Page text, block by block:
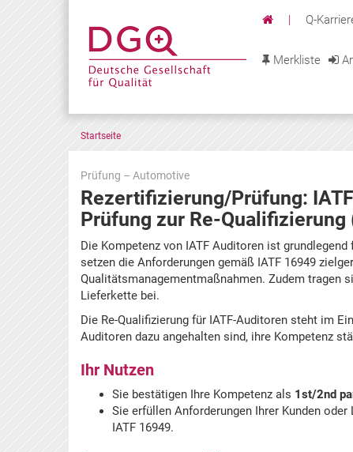
| Q-
Merkliste
Startseite
Prüfung – Automotive
Rezertifizierung/Prüfung:
Prüfung zur Re-Qualifizierung
Zu
den
Terminen
springen
Die Kompetenz von IATF Auditoren ist
setzen die Anforderungen gemäß IATF 16949
Qualitätsmanagementmaßnahmen. Zudem tragen
Lieferkette bei.
Die Re-Qualifizierung für IATF-Auditoren steht im
Auditoren dazu angehalten sind, ihre Kompetenz
Ihr Nutzen
Sie bestätigen Ihre Kompetenz als 1st/2nd
Sie erfüllen Anforderungen Ihrer Kunden
IATF 16949.